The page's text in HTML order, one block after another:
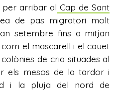
per arribar al Cap de Sant
de pas migratori molt
setembre fins a mitjan
el mascarell i el cauet
de cria situades al
els mesos de la tardor i
i la pluja del nord de